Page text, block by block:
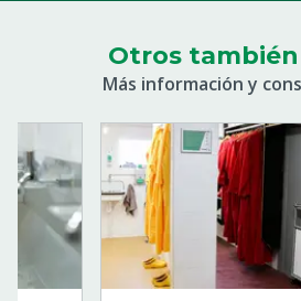
Otros
Más información y